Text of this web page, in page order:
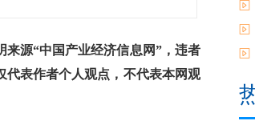
源“中国产业经济信息网”，违者
代表作者个人观点，不代表本网观